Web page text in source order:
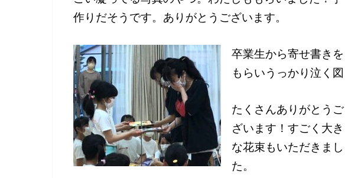
作りだそうです。ありがとうございます。
卒業生から寄せ書きを
もらいうっかり泣く図
たくさんありがとうご
ざいます！すごく大き
な花束もいただきまし
た。